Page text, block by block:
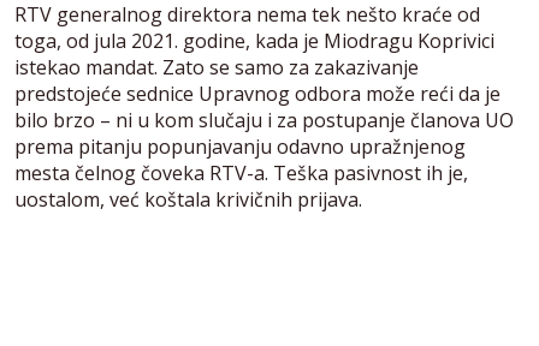
RTV generalnog direktora nema tek nešto kraće od
toga, od jula 2021. godine, kada je Miodragu Koprivici
istekao mandat. Zato se samo za zakazivanje
predstojeće sednice Upravnog odbora može reći da je
bilo brzo – ni u kom slučaju i za postupanje članova UO
prema pitanju popunjavanju odavno upražnjenog
mesta čelnog čoveka RTV-a. Teška pasivnost ih je,
uostalom, već koštala krivičnih prijava.